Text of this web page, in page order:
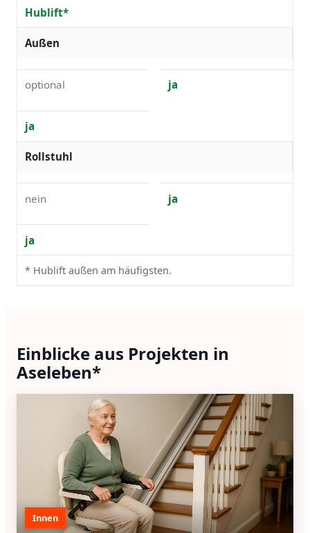
Hublift*
Außen
optional ja
ja
Rollstuhl
nein ja
ja
* Hublift außen am häufigsten.
Einblicke aus Projekten in
Aseleben*
Innen